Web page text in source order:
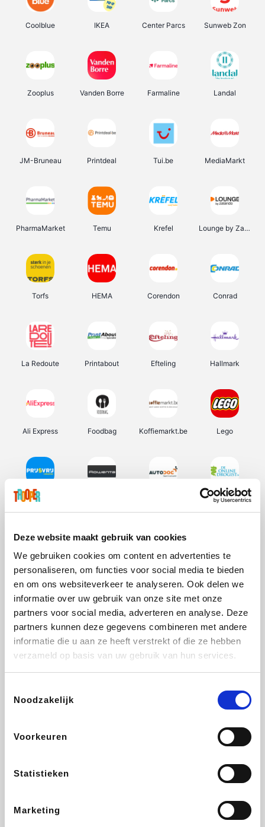
Deze website maakt gebruik van cookies
We gebruiken cookies om content en advertenties te
personaliseren, om functies voor social media te bieden
en om ons websiteverkeer te analyseren. Ook delen we
informatie over uw gebruik van onze site met onze
partners voor social media, adverteren en analyse. Deze
partners kunnen deze gegevens combineren met andere
informatie die u aan ze heeft verstrekt of die ze hebben
verzameld op basis van uw gebruik van hun services.
Noodzakelijk
Voorkeuren
Statistieken
Marketing
Coolblue IKEA Center Parcs Sunweb Zon
Zooplus Vanden Borre Farmaline Landal
JM-Bruneau Printdeal Tui.be MediaMarkt
PharmaMarket Temu Krefel Lounge by Zalando
Torfs HEMA Corendon Conrad
La Redoute Printabout Efteling Hallmark
Ali Express Foodbag Koffiemarkt.be Lego
Prijsvrij De Online Drogist
Vidaxl Lampenlicht.be Plopsa Adidas
All Accor
DectDirect
SupraBazar